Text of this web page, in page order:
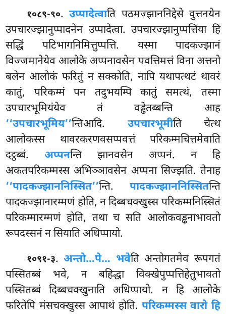
१०८९-९०.उप्पादेत्वाति पठमज्झाननिद्देसे वुत्तनयेन
उपचारज्झानुप्पादनेन उप्पादेत्वा. उपचारज्झानुप्पत्तिया हि
सद्धिं पटिभागनिमित्तुप्पत्ति. यस्मा पादकज्झानं
विज्जमानेयेव आलोके अप्पनावसेन पवत्तिमत्तं विना अत्तनो
बलेन आलोकं फरितुं न सक्कोति, नापि यथापत्थटं थावरं
कातुं, परिकम्मं पन तदुभयम्पि कातुं समत्थं, तस्मा
उपचारभूमियंयेव तं वड्ढेतब्बन्ति आह
‘‘उपचारभूमिय’’न्तिआदि. उपचारभूमीति चेत्थ
आलोकस्स थावरकरणवसप्पवत्तं परिकम्मचित्तमेवाति
दट्ठब्बं.अप्पनन्ति झानवसेन अप्पनं. न हि
अकतपरिकम्मस्स अभिञ्ञावसेन अप्पना सिज्झति. तेनाह
‘‘पादकज्झाननिस्सित’’न्ति. पादकज्झाननिस्सितन्ति
पादकज्झानारम्मणं होति, न दिब्बचक्खुस्स परिकम्मनिस्सितं
परिकम्मारम्मणं होति, तथा च सति आलोकवड्ढनाभावतो
रूपदस्सनं न सियाति अधिप्पायो.
१०९१-३.अन्तो…पे… भवेति अन्तोगतमेव रूपगतं
पस्सितब्बं भवे, न बहिद्धा विक्खेपुप्पत्तिहेतुभावतो
पस्सितब्बं दिब्बचक्खुनाति अधिप्पायो. न हि आलोके
फरितेपि मंसचक्खुस्स आपाथं होति. परिकम्मस्स वारो हि